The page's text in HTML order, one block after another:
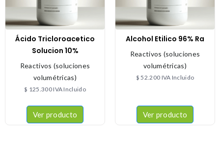
Ácido Tricloroacetico
Solucion 10%
Reactivos (soluciones
volumétricas)
$ 125.300IVA Incluido
Ver producto
Alcohol Etilico 96% Ra
Reactivos (soluciones
volumétricas)
$ 52.200 IVA Incluido
Ver producto